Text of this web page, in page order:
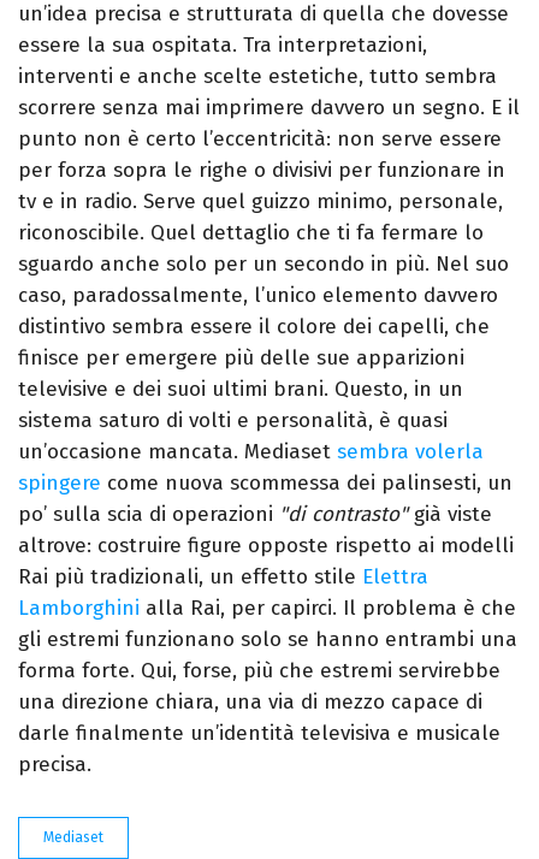
un’idea precisa e strutturata di quella che dovesse
essere la sua ospitata. Tra interpretazioni,
interventi e anche scelte estetiche, tutto sembra
scorrere senza mai imprimere davvero un segno. E il
punto non è certo l’eccentricità: non serve essere
per forza sopra le righe o divisivi per funzionare in
tv e in radio. Serve quel guizzo minimo, personale,
riconoscibile. Quel dettaglio che ti fa fermare lo
sguardo anche solo per un secondo in più. Nel suo
caso, paradossalmente, l’unico elemento davvero
distintivo sembra essere il colore dei capelli, che
finisce per emergere più delle sue apparizioni
televisive e dei suoi ultimi brani. Questo, in un
sistema saturo di volti e personalità, è quasi
un’occasione mancata. Mediaset sembra volerla
spingere come nuova scommessa dei palinsesti, un
po’ sulla scia di operazioni "di contrasto"già viste
altrove: costruire figure opposte rispetto ai modelli
Rai più tradizionali, un effetto stile Elettra
Lamborghini alla Rai, per capirci. Il problema è che
gli estremi funzionano solo se hanno entrambi una
forma forte. Qui, forse, più che estremi servirebbe
una direzione chiara, una via di mezzo capace di
darle finalmente un’identità televisiva e musicale
precisa.
Mediaset